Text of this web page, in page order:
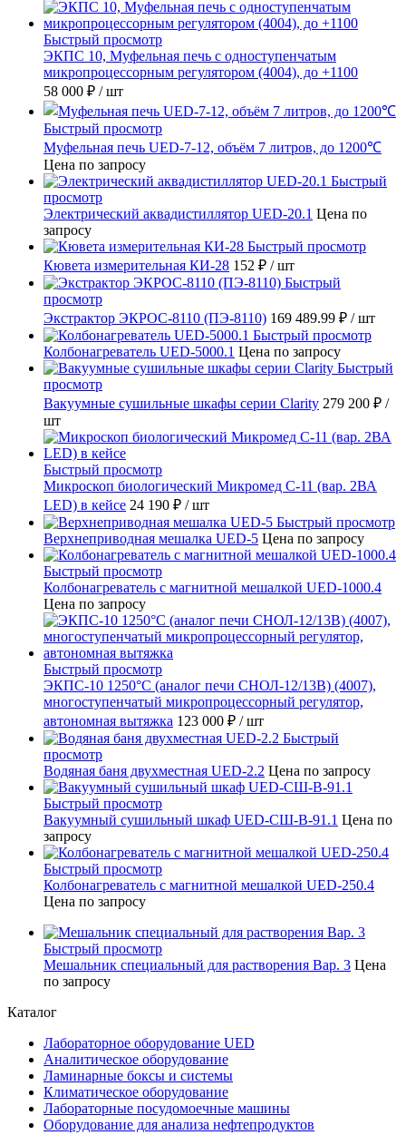
Быстрый просмотр
ЭКПС 10, Муфельная печь с одноступенчатым
микропроцессорным регулятором (4004), до +1100
58 000 ₽ / шт
Быстрый просмотр
Муфельная печь UED-7-12, объём 7 литров, до 1200℃
Цена по запросу
Быстрый
просмотр
Электрический аквадистиллятор UED-20.1 Цена по
запросу
Быстрый просмотр
Кювета измерительная КИ-28 152 ₽ / шт
Быстрый
просмотр
Экстрактор ЭКРОС-8110 (ПЭ-8110) 169 489.99 ₽ / шт
Быстрый просмотр
Колбонагреватель UED-5000.1 Цена по запросу
Быстрый
просмотр
Вакуумные сушильные шкафы серии Clarity 279 200 ₽ /
шт
Быстрый просмотр
Микроскоп биологический Микромед С-11 (вар. 2ВА
LED) в кейсе 24 190 ₽ / шт
Быстрый просмотр
Верхнеприводная мешалка UED-5 Цена по запросу
Быстрый просмотр
Колбонагреватель с магнитной мешалкой UED-1000.4
Цена по запросу
Быстрый просмотр
ЭКПС-10 1250°С (аналог печи СНОЛ-12/13В) (4007),
многоступенчатый микропроцессорный регулятор,
автономная вытяжка 123 000 ₽ / шт
Быстрый
просмотр
Водяная баня двухместная UED-2.2 Цена по запросу
Быстрый просмотр
Вакуумный сушильный шкаф UED-СШ-В-91.1 Цена по
запросу
Быстрый просмотр
Колбонагреватель с магнитной мешалкой UED-250.4
Цена по запросу
Быстрый просмотр
Мешальник специальный для растворения Вар. 3 Цена
по запросу
Каталог
Лабораторное оборудование UED
Аналитическое оборудование
Ламинарные боксы и системы
Климатическое оборудование
Лабораторные посудомоечные машины
Оборудование для анализа нефтепродуктов